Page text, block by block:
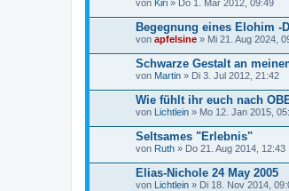
von Kiri » Do 1. Mär 2012, 09:49
Begegnung eines Elohim -
von apfelsine » Mi 21. Aug 2024,
Schwarze Gestalt an
von Martin » Di 3. Jul 2012, 21:42
Wie fühlt ihr euch nach
von Lichtlein » Mo 12. Jan 2015,
Seltsames "Erlebnis"
von Ruth » Do 21. Aug 2014, 12:43
Elias-Nichole 24 May 2005
von Lichtlein » Di 18. Nov 2014,